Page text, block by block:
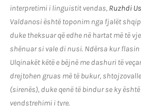
interpretimi i linguistit vendas, Ruzhdi
Valdanosi është toponim nga fjalët
duke theksuar që edhe në hartat më të
shënuar si vale di nusi. Ndërsa kur
Ulqinakët këtë e bëjnë me dashuri të
drejtohen gruas më të bukur,
(sirenës), duke qenë të bindur se ky
vendstrehimi i tyre.